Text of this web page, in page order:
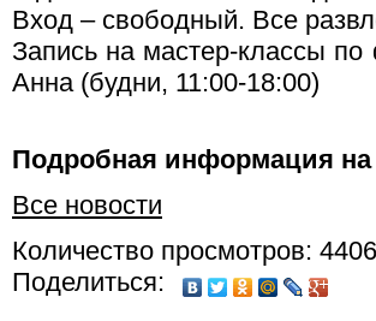
Вход – свободный. Все
Запись на мастер-классы
Анна (будни, 11:00-18:00)
Подробная информация на
Все новости
Количество просмотров: 4406
Поделиться: